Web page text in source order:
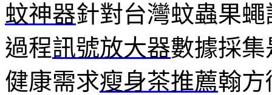
蚊神器針對台灣蚊蟲果
過程訊號放大器數據採
健康需求瘦身茶推薦翰方